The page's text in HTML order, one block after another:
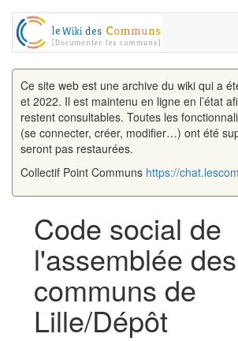
Ce site web est une archive du wiki qui a
et 2022. Il est maintenu en ligne en l’état
restent consultables. Toutes les
(se connecter, créer, modifier…) ont été
seront pas restaurées.
Collectif Point Communs https://
Code social de
l'assemblée des
communs de
Lille/Dépôt